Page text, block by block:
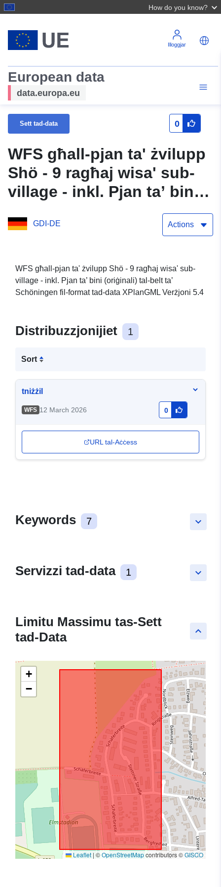
How do you know?
Illoggjar
European data
data.europa.eu
Sett tad-data 0
WFS għall-pjan ta' żvilupp
Shö - 9 ragħaj wisa' sub-
village - inkl. Pjan ta’ bini
Schöningen
GDI-DE Actions
WFS għall-pjan ta' żvilupp Shö - 9 ragħaj wisa' sub-
village - inkl. Pjan ta’ bini (oriġinali) tal-belt ta’
Schöningen fil-format tad-data XPlanGML Verżjoni 5.4
Distribuzzjonijiet 1
Sort
tniżżil
WFS 12 March 2026 0
URL tal-Aċċess
keyboard_arrow_down
Keywords 7
keyboard_arrow_down
Servizzi tad-data 1
keyboard_arrow_up
Limitu Massimu tas-Sett
tad-Data
+
−
Leaflet | ©OpenStreetMapcontributors ©GISCO